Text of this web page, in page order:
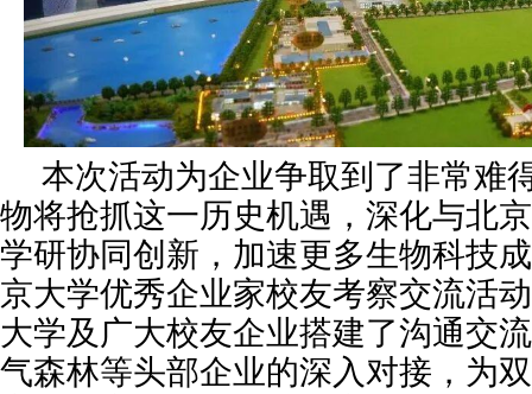
本次活动为企业争取到了非常难
物将抢抓这一历史机遇，深化与北
学研协同创新，加速更多生物科技
京大学优秀企业家校友考察交流活
大学及广大校友企业搭建了沟通交
气森林等头部企业的深入对接，为